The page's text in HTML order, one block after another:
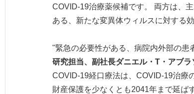
COVID-19治療薬候補です。 両方は、
ある、新たな変異体ウィルスに対する
"緊急の必要性がある、病院内外部の患
研究担当、副社長ダニエル・ T・アブラ
COVID-19経口療法は、COVID-19治療
財産保護を少なくとも2041年まで延